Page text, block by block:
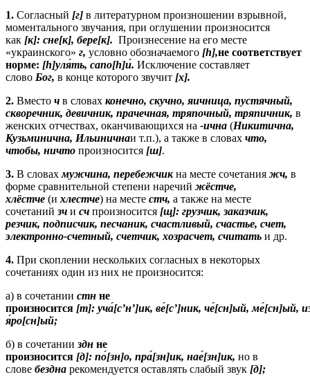
1. Согласный [г] в литературном произношении взрывной,
моментального звучания, при оглушении произносится
как [к]: сне[к], бере[к]. Произнесение на его месте
«украинского» г, условно обозначаемого [h],не соответствует
норме: [h]уля́ть, сапо[h]и́. Исключение составляет
слово Бог, в конце которого звучит [х].
2. Вместо ч в словах конечно, скучно, яичница, пустячный,
скворечник, девичник, прачечная, тряпочный, тряпичник, в
женских отчествах, оканчивающихся на -ична (Никитична,
Кузьминична, Ильиничнаи т.п.), а также в словах что,
чтобы, ничто произносится [ш].
3. В словахмужчина, перебежчикна месте сочетания жч, в
форме сравнительной степени наречий жёстче,
хлёстче (и хлестче) на месте стч, а также на месте
сочетаний зч и сч произносится [щ]: грузчик, заказчик,
резчик, подписчик, песчаник, счастливый, счастье, счет,
электронно-счетный, счетчик, хозрасчет, считать и др.
4. При скоплении нескольких согласных в некоторых
сочетаниях один из них не произносится:
а) в сочетании стн не
произносится [т]: уча́[с’н’]ик, ве́[с’]ник, че́[сн]ый, ме́[сн]ый,
я́ро[сн]ый;
б) в сочетании здн не
произносится [д]: по́[зн]о, пра́[зн]ик, нае́[зн]ик, но в
слове бездна рекомендуется оставлять слабый звук [д];